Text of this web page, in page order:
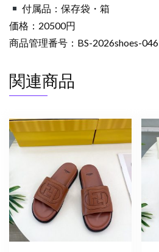
付属品：保存袋・箱
価格：20500円
商品管理番号：BS-2026shoes-046
関連商品